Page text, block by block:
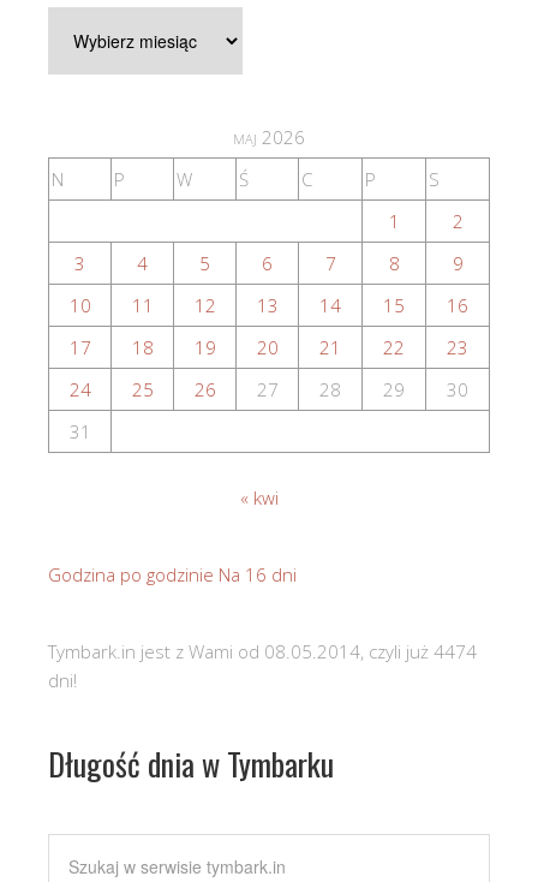
archiwalne
maj 2026
N
P W Ś C P
S
1
2
3
4 5 6 7 8
9
10
11 12 13 14 15
16
17
18 19 20 21 22
23
24
25 26 27 28 29
30
31
« kwi
Godzina po godzinie Na 16 dni
Tymbark.in jest z Wami od 08.05.2014, czyli już 4474
dni!
Długość dnia w Tymbarku